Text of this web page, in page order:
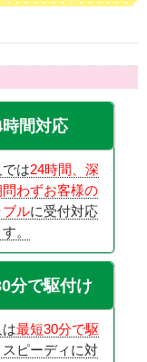
間対応
は24時間、深
わずお客様の
ブルに受付対応
。
分で駆付け
最短30分で駆
スピーディに対